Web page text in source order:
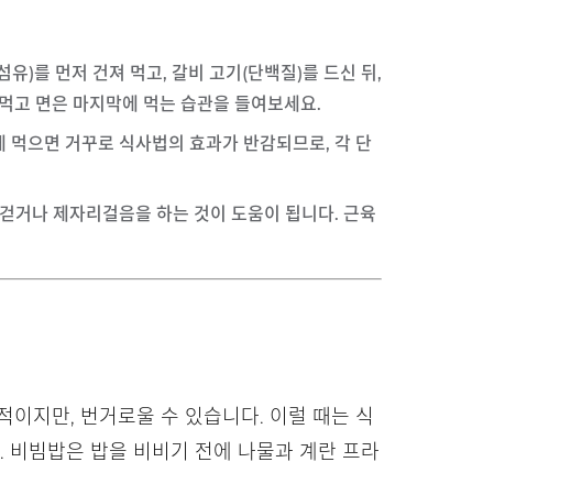
유)를 먼저 건져 먹고, 갈비 고기(단백질)를 드신 뒤,
고 면은 마지막에 먹는 습관을 들여보세요.
으면 거꾸로 식사법의 효과가 반감되므로, 각 단
거나 제자리걸음을 하는 것이 도움이 됩니다. 근육
이지만, 번거로울 수 있습니다. 이럴 때는 식
빔밥은 밥을 비비기 전에 나물과 계란 프라